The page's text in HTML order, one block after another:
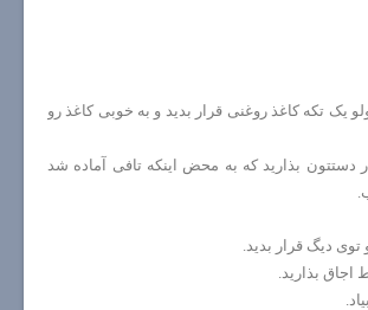
یک تکه کاغذ روغنی قرار بدید و به خوبی کاغذ رو
دستتون بذارید که به محض اینکه تافی آماده شد
دیگ قرار بدید.
بذارید.